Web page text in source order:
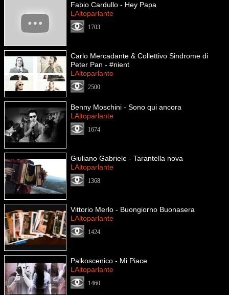
Fabio Cardullo - Hey Papa
LAltoparlante
1703
Carlo Mercadante & Collettivo Sindrome di
Peter Pan - #nient
LAltoparlante
2500
Benny Moschini - Sono qui ancora
LAltoparlante
1674
Giuliano Gabriele - Tarantella nova
LAltoparlante
1368
Vittorio Merlo - Buongiorno Buonasera
LAltoparlante
1424
Palkoscenico - Mi Piace
LAltoparlante
1460